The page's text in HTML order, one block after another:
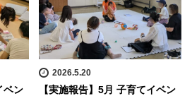
ベン
2026.5.20
【実施報告】5月 子育てイベン